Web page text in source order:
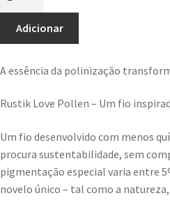
Adicionar
A essência da polinização
Rustik Love Pollen – Um fio
Um fio desenvolvido com menos
procura sustentabilidade, sem
pigmentação especial varia entre
novelo único – tal como a